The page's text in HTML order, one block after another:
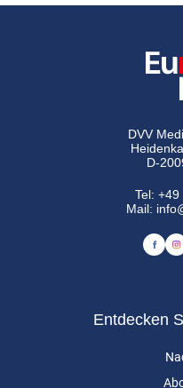
DVV
D-
Tel:+49
Mail:
Entdecken